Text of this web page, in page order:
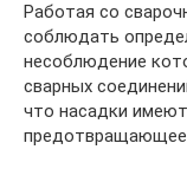
Работая со
соблюдать
несоблюдение
сварных
что насадки
предотвращающее